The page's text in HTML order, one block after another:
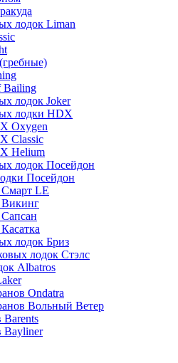
лодок Liman
Bailing
лодок Joker
лодки HDX
Oxygen
Classic
Helium
лодок Посейдон
Посейдон
LE
лодок Бриз
лодок Стэлс
Albatros
Ondatra
Вольный Ветер
Barents
Bayliner